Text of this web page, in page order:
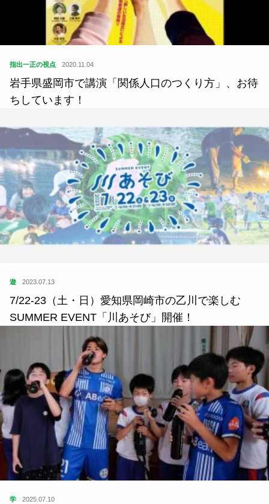
指出一正の視点 2020.11.04
岩手県盛岡市で講演「関係人口のつくり方」、お待
ちしています！
遊 2023.07.13
7/22-23（土・日）愛知県岡崎市の乙川で楽しむ
SUMMER EVENT「川あそび」開催！
学 2025.07.10